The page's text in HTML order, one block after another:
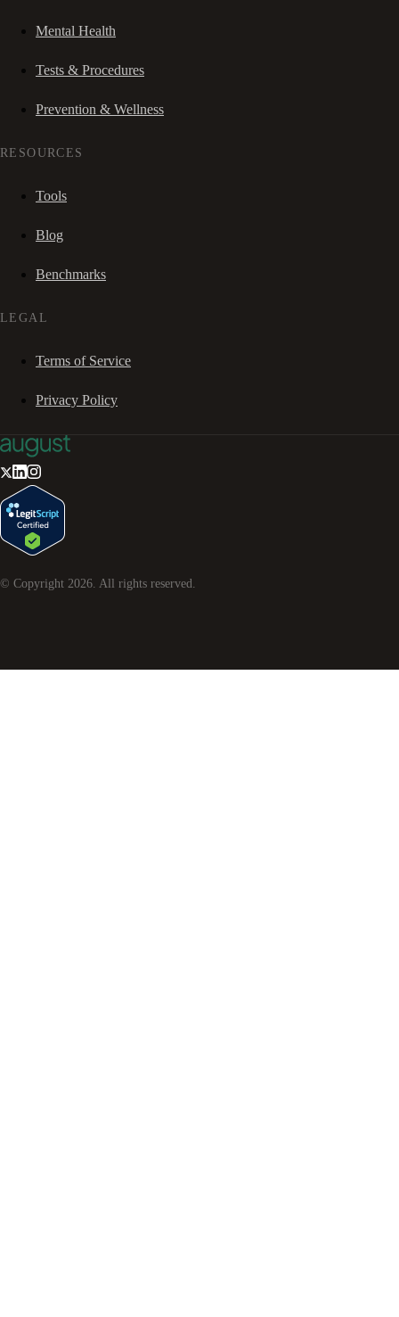
Mental Health
Tests & Procedures
Prevention & Wellness
RESOURCES
Tools
Blog
Benchmarks
LEGAL
Terms of Service
Privacy Policy
© Copyright 2026 . All rights reserved.